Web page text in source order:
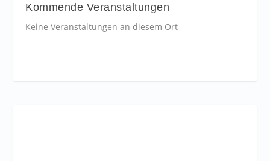
Kommende Veranstaltungen
Keine Veranstaltungen an diesem Ort